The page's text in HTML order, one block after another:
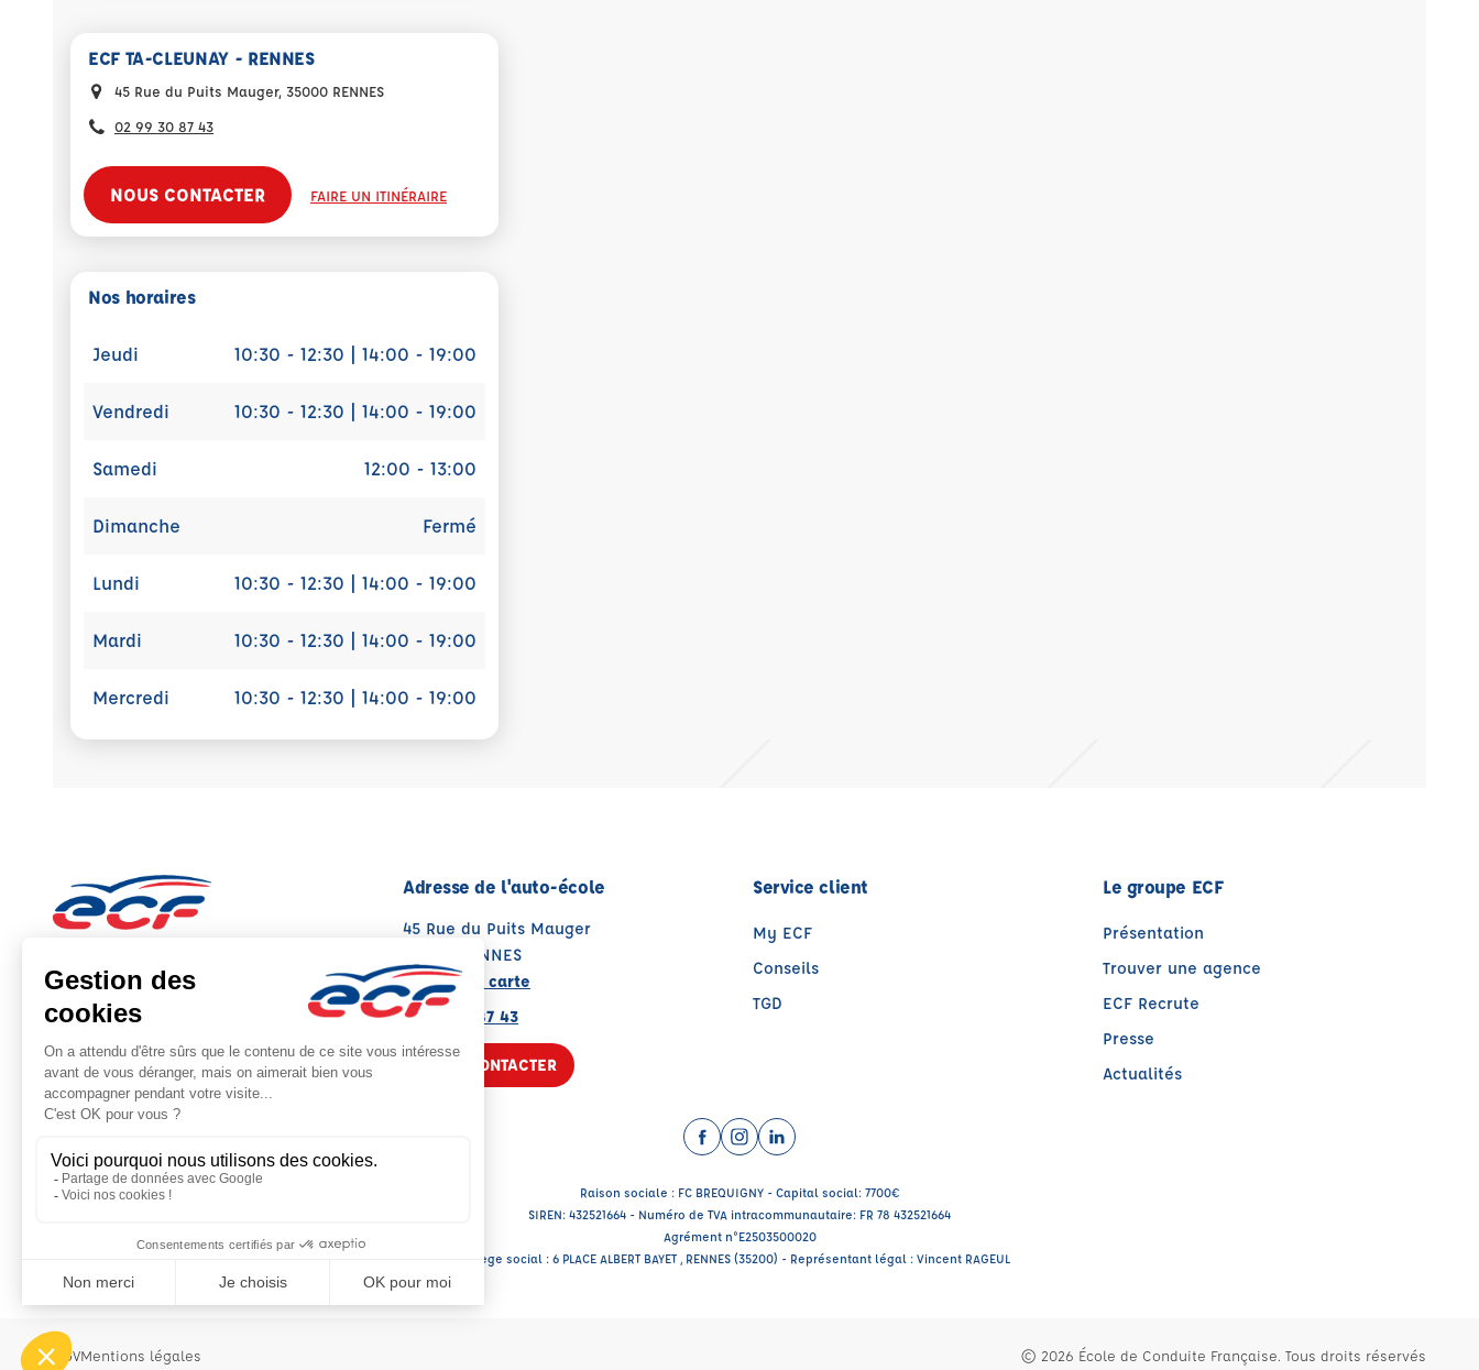
ECF TA-CLEUNAY - RENNES
45 Rue du Puits Mauger, 35000 RENNES
02 99 30 87 43
NOUS CONTACTER FAIRE UN ITINÉRAIRE
Nos horaires
Jeudi 10:30 - 12:30 | 14:00 - 19:00
Vendredi 10:30 - 12:30 | 14:00 - 19:00
Samedi 12:00 - 13:00
Dimanche Fermé
Lundi 10:30 - 12:30 | 14:00 - 19:00
Mardi 10:30 - 12:30 | 14:00 - 19:00
Mercredi 10:30 - 12:30 | 14:00 - 19:00
Note : 4.9/5
Moyenne calculée sur 95 avis
Adresse de l'auto-école
45 Rue du Puits Mauger
35000 RENNES
Voir sur la carte
02 99 30 87 43
NOUS CONTACTER
Service client
My ECF
Conseils
TGD
Le groupe ECF
Présentation
Trouver une agence
ECF Recrute
Presse
Actualités
Facebook (nouvelle fenêtre)
Instagram (nouvelle fenêtre)
LinkedIn (nouvelle fenêtre)
Raison sociale : FC BREQUIGNY - Capital social: 7700€
SIREN: 432521664 - Numéro de TVA intracommunautaire: FR 78 432521664
Agrément n°E2503500020
Siège social : 6 PLACE ALBERT BAYET , RENNES (35200) - Représentant légal : Vincent RAGEUL
CGVMentions légales © 2026 École de Conduite Française. Tous droits réservés